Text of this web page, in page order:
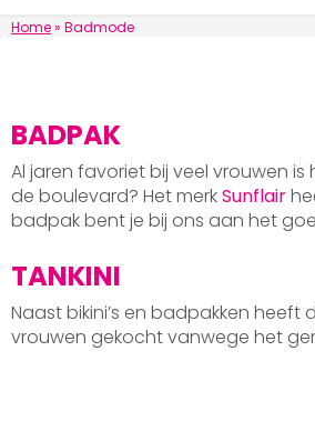
Home» Badmode
BADPAK
Al jaren favoriet bij veel vrouwen
de boulevard? Het merkSunflair
badpak bent je bij ons aan het
TANKINI
Naast bikini’s en badpakken
vrouwen gekocht vanwege het